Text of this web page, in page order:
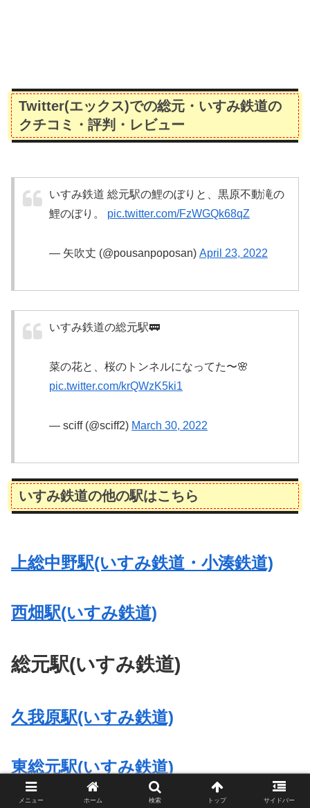
Twitter(エックス)での総元・いすみ鉄道の
クチコミ・評判・レビュー
いすみ鉄道 総元駅の鯉のぼりと、黒原不動滝の
鯉のぼり。 pic.twitter.com/FzWGQk68qZ
— 矢吹丈 (@pousanpoposan) April 23, 2022
いすみ鉄道の総元駅🚃
菜の花と、桜のトンネルになってた〜🌸
pic.twitter.com/krQWzK5ki1
— sciff (@sciff2) March 30, 2022
いすみ鉄道の他の駅はこちら
上総中野駅(いすみ鉄道・小湊鉄道)
西畑駅(いすみ鉄道)
総元駅(いすみ鉄道)
久我原駅(いすみ鉄道)
東総元駅(いすみ鉄道)
メニュー ホーム 検索 トップ サイドバー